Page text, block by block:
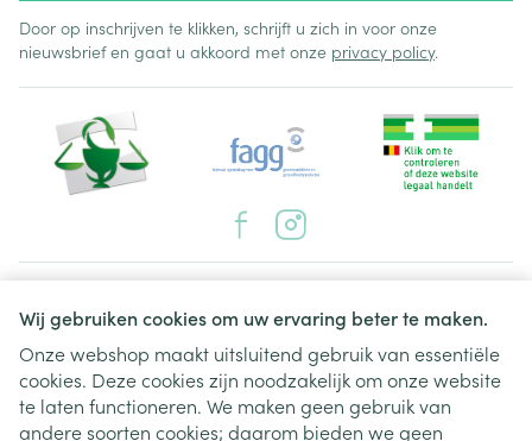
Wij gebruiken cookies om uw ervaring beter te maken.
Onze webshop maakt uitsluitend gebruik van essentiële
cookies. Deze cookies zijn noodzakelijk om onze website
te laten functioneren. We maken geen gebruik van
andere soorten cookies; daarom bieden we geen
Door op inschrijven te klikken, schrijft u zich in voor onze
nieuwsbrief en gaat u akkoord met onze privacy policy.
Juridische links